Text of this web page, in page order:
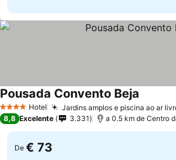
4 EstrelasHotel Jardins amplos e piscina ao ar
Pousada Convento Beja
8,8 Excelente 3.331 a 0.5 km de Centro
De € 73